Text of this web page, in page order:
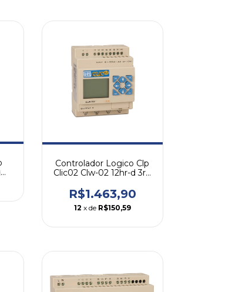
Controlador Logico Clp
Clic02 Clw-02 12hr-d 3rd
R$1.463,90
12 x de R$150,59